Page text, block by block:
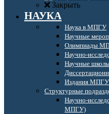
Закрыть
НАУКА
Наука в МПГУ
Научные
Олимпиады
Научно-
Научные
Издания МПГУ
Структурные
Научно-
МПГУ)